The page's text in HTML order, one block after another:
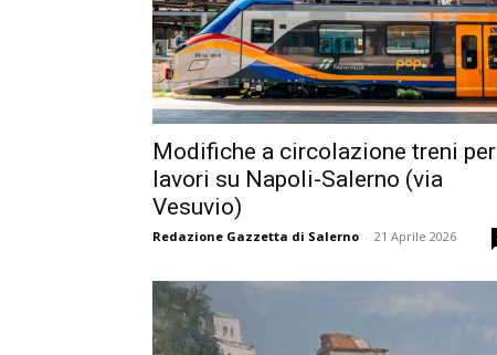
Modifiche a circolazione treni per
lavori su Napoli-Salerno (via
Vesuvio)
Redazione Gazzetta di Salerno - 21 Aprile 2026